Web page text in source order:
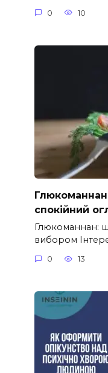
0 10
спокійний
Глюкоманнан:
вибором
0 13